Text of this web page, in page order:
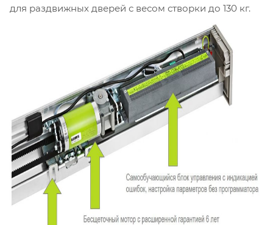
для раздвижных дверей с весом створки до 130 кг.